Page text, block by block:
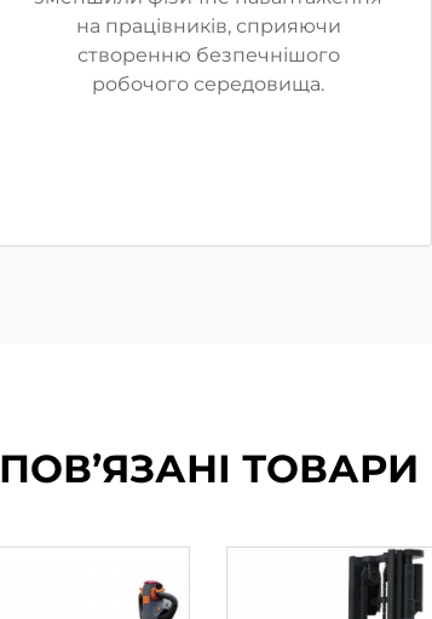
на працівників, сприяючи
створенню безпечнішого
робочого середовища.
ПОВ’ЯЗАНІ ТОВАРИ